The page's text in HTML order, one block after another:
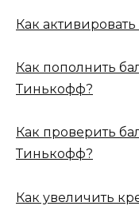
Как
Как пополнить
Тинькофф?
Как проверить
Тинькофф?
Как увеличить